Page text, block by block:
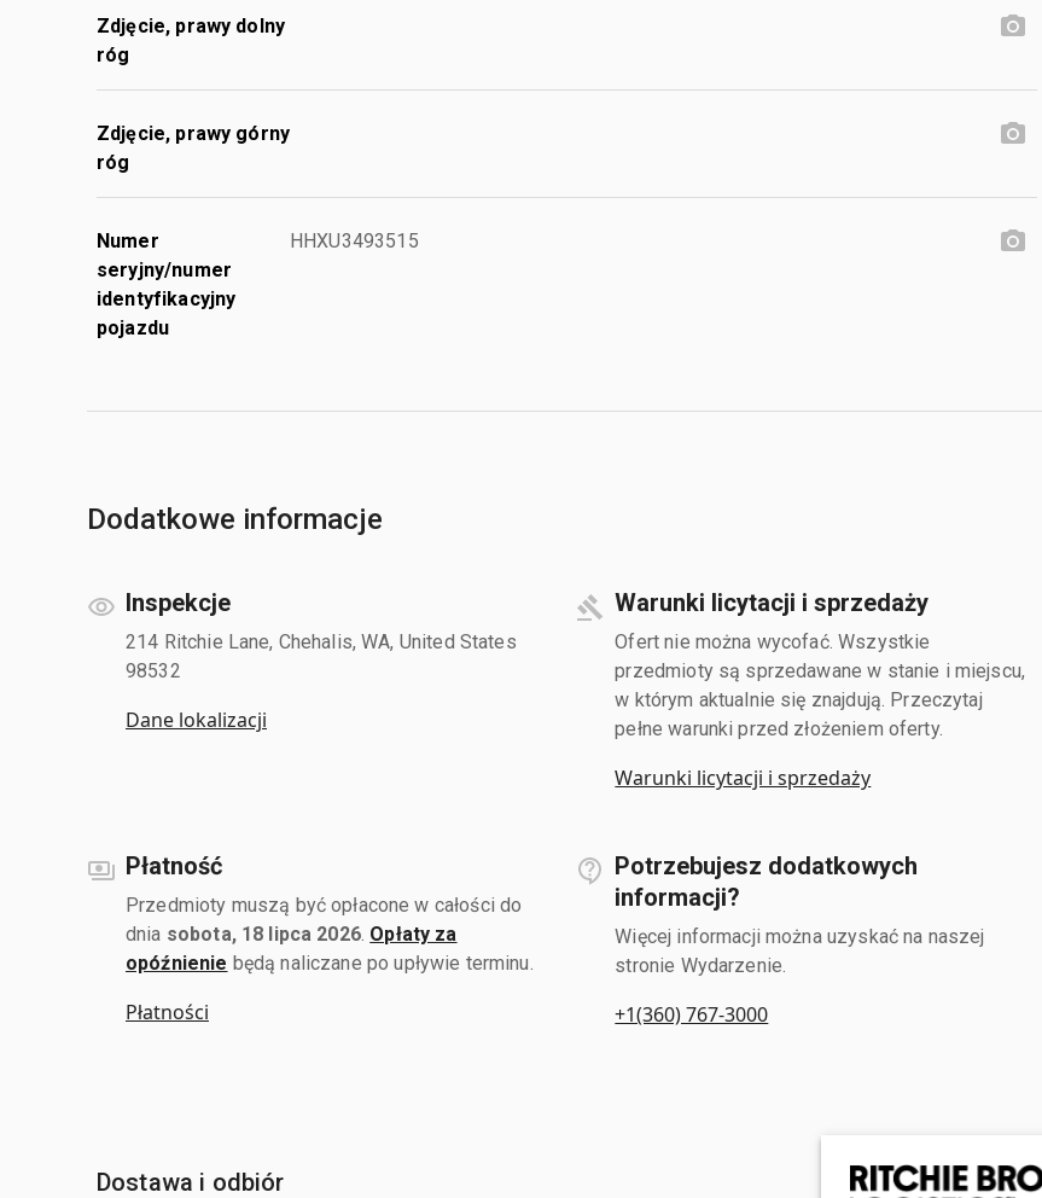
Zdjęcie, prawy dolny
róg
Zdjęcie, prawy górny
róg
Numer
seryjny/numer
identyfikacyjny
pojazdu
HHXU3493515
Dodatkowe informacje
Inspekcje
214 Ritchie Lane, Chehalis, WA, United States
98532
Dane lokalizacji
Warunki licytacji i sprzedaży
Ofert nie można wycofać. Wszystkie
przedmioty są sprzedawane w stanie i miejscu,
w którym aktualnie się znajdują. Przeczytaj
pełne warunki przed złożeniem oferty.
Warunki licytacji i sprzedaży
Płatność
Przedmioty muszą być opłacone w całości do
dnia sobota, 18 lipca 2026. Opłaty za
opóźnienie będą naliczane po upływie terminu.
Płatności
Potrzebujesz dodatkowych
informacji?
Więcej informacji można uzyskać na naszej
stronie Wydarzenie.
+1(360) 767-3000
Dostawa i odbiór